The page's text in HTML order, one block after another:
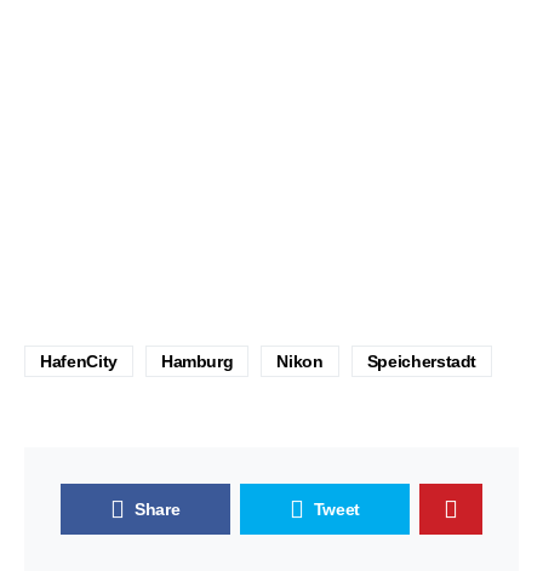
HafenCity Hamburg Nikon Speicherstadt
Share Tweet